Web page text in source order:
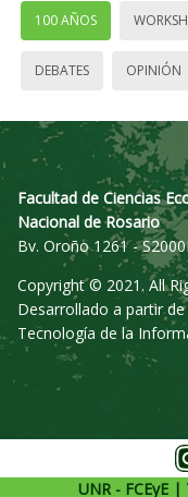
100 AÑOS
DEBATES OPINIÓN
Facultad de Ciencias
Nacional de Rosario
Bv. Oroño 1261 -
Copyright © 2021. All
Desarrollado a partir
Tecnología de la
UNR - FCEyE